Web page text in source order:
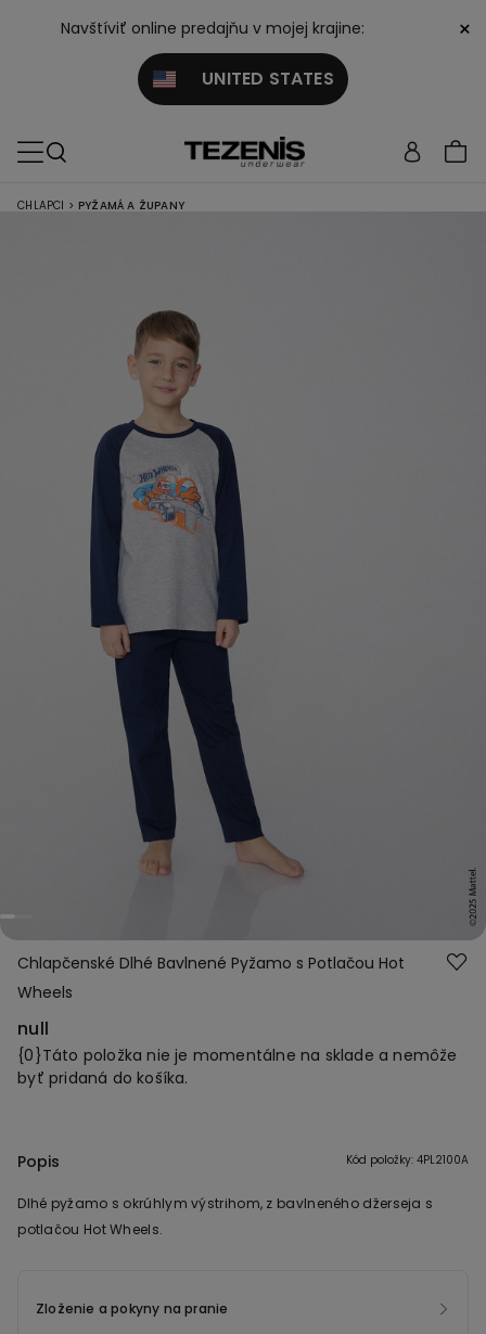
Navštíviť online predajňu v mojej krajine:
UNITED STATES
×
CHLAPCI > PYŽAMÁ A ŽUPANY
Chlapčenské Dlhé Bavlnené Pyžamo s Potlačou Hot
Wheels
null
{0}Táto položka nie je momentálne na sklade a nemôže
byť pridaná do košíka.
Popis Kód položky: 4PL2100A
Dlhé pyžamo s okrúhlym výstrihom, z bavlneného džerseja s
potlačou Hot Wheels.
Zloženie a pokyny na pranie